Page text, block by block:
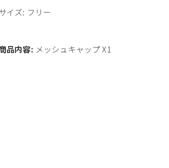
イズ: フリー
品内容: メッシュキャップ X1